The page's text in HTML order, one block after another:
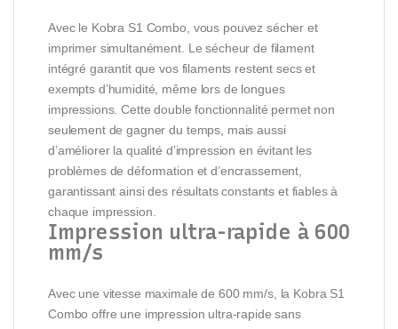
Avec le Kobra S1 Combo, vous pouvez sécher et
imprimer simultanément. Le sécheur de filament
intégré garantit que vos filaments restent secs et
exempts d’humidité, même lors de longues
impressions. Cette double fonctionnalité permet non
seulement de gagner du temps, mais aussi
d’améliorer la qualité d’impression en évitant les
problèmes de déformation et d’encrassement,
garantissant ainsi des résultats constants et fiables à
chaque impression.
Impression ultra-rapide à 600
mm/s
Avec une vitesse maximale de 600 mm/s, la Kobra S1
Combo offre une impression ultra-rapide sans